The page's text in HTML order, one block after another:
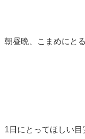
朝昼晩、こまめにと
1日にとってほしい